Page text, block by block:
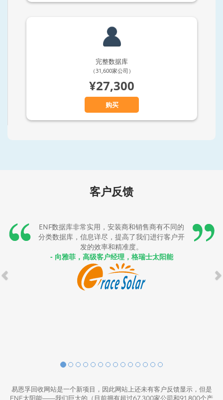
完整数据库
（31,600家公司）
¥27,300
购买
客户反馈
ENF数据库非常实用，安装商和销售商有不同的
分类数据库，信息详尽，提高了我们进行客户开
发的效率和精准度。
- 向雅菲，高级客户经理，格瑞士太阳能
易恩孚回收网站是一个新项目，因此网站上还未有客户反馈显示，但是
ENF太阳能——我们巨大的（目前拥有超过67,300家公司和91,800个产